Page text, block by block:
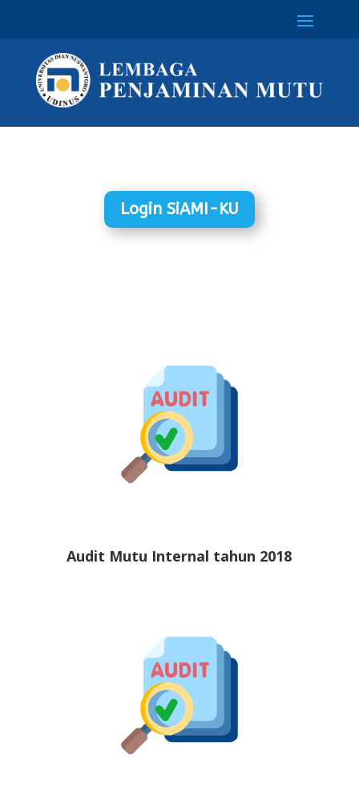
Login SiAMI-KU
Audit Mutu Internal tahun 2018